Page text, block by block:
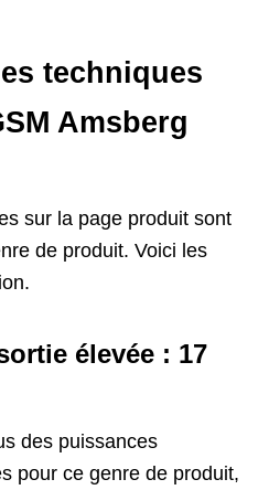
techniques
Amsberg
sur la page produit sont
de produit. Voici les
élevée : 17
des puissances
pour ce genre de produit,